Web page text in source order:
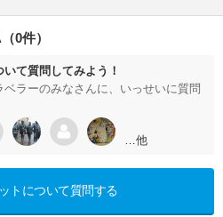
0件）
て質問してみよう！
ラーのみなさんに、いっせいに質問
…他
トについて質問する